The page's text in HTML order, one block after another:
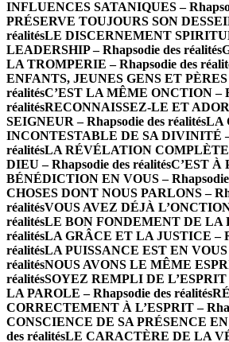
INFLUENCES SATANIQUES –
PRÉSERVE TOUJOURS SON
réalitésLE DISCERNEMENT
LEADERSHIP – Rhapsodie des réalités
LA TROMPERIE – Rhapsodie des
ENFANTS, JEUNES GENS ET PÈRES
réalitésC’EST LA MÊME ONCTION –
réalitésRECONNAISSEZ-LE ET
SEIGNEUR – Rhapsodie des réalitésLA
INCONTESTABLE DE SA DIVINITÉ –
réalitésLA RÉVÉLATION
DIEU – Rhapsodie des réalitésC’EST À
BÉNÉDICTION EN VOUS – Rhapsodie
CHOSES DONT NOUS PARLONS –
réalitésVOUS AVEZ DÉJÀ
réalitésLE BON FONDEMENT DE LA
réalitésLA GRÂCE ET LA JUSTICE –
réalitésLA PUISSANCE EST EN VOUS
réalitésNOUS AVONS LE MÊME
réalitésSOYEZ REMPLI DE
LA PAROLE – Rhapsodie des réalités
CORRECTEMENT À L’ESPRIT –
CONSCIENCE DE SA PRÉSENCE EN
des réalitésLE CARACTÈRE DE LA